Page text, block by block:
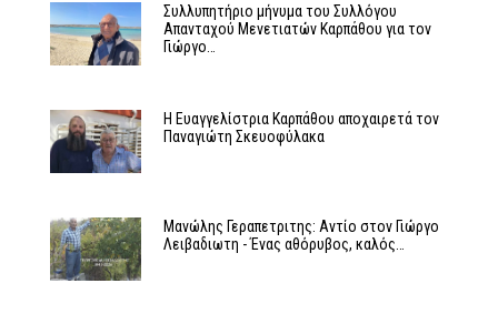
Συλλυπητήριο μήνυμα του Συλλόγου
Απανταχού Μενετιατών Καρπάθου για τον
Γιώργο…
Η Ευαγγελίστρια Καρπάθου αποχαιρετά τον
Παναγιώτη Σκευοφύλακα
Μανώλης Γεραπετριτης: Αντίο στον Γιώργο
Λειβαδιωτη - Ένας αθόρυβος, καλός…